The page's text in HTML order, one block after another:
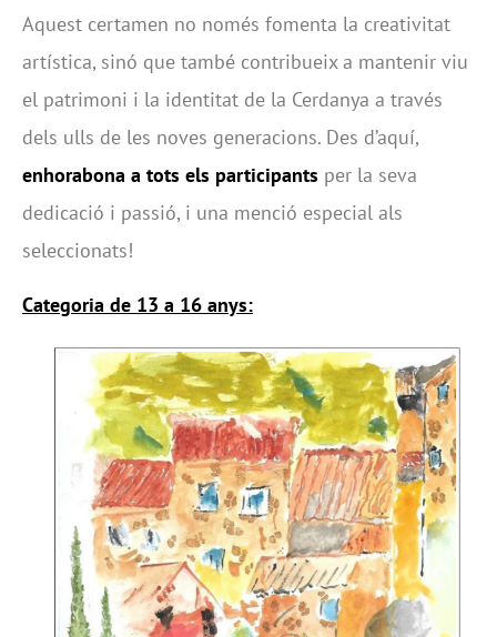
Aquest certamen no només fomenta la creativitat
artística, sinó que també contribueix a mantenir viu
el patrimoni i la identitat de la Cerdanya a través
dels ulls de les noves generacions. Des d’aquí,
enhorabona a tots els participants per la seva
dedicació i passió, i una menció especial als
seleccionats!
Categoria de 13 a 16 anys: